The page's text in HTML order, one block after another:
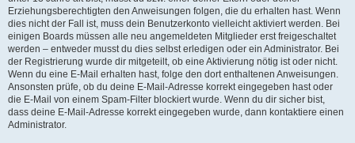
Erziehungsberechtigten den Anweisungen folgen, die du erhalten hast. Wenn
dies nicht der Fall ist, muss dein Benutzerkonto vielleicht aktiviert werden. Bei
einigen Boards müssen alle neu angemeldeten Mitglieder erst freigeschaltet
werden – entweder musst du dies selbst erledigen oder ein Administrator. Bei
der Registrierung wurde dir mitgeteilt, ob eine Aktivierung nötig ist oder nicht.
Wenn du eine E-Mail erhalten hast, folge den dort enthaltenen Anweisungen.
Ansonsten prüfe, ob du deine E-Mail-Adresse korrekt eingegeben hast oder
die E-Mail von einem Spam-Filter blockiert wurde. Wenn du dir sicher bist,
dass deine E-Mail-Adresse korrekt eingegeben wurde, dann kontaktiere einen
Administrator.